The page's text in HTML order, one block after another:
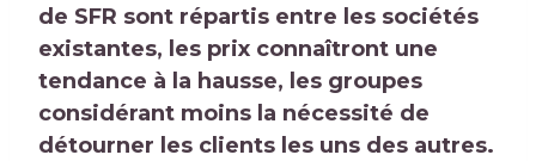
de SFR sont répartis entre les sociétés
existantes, les prix connaîtront une
tendance à la hausse, les groupes
considérant moins la nécessité de
détourner les clients les uns des autres.